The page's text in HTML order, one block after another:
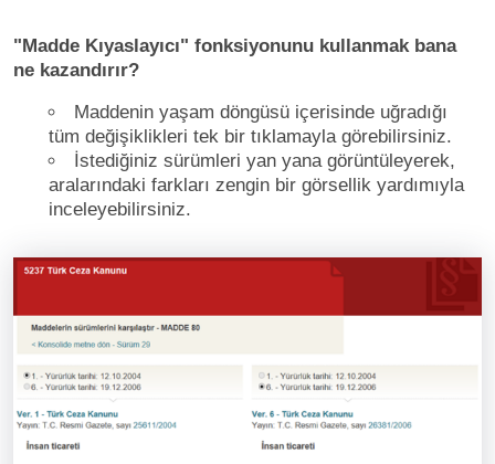
"Madde Kıyaslayıcı" fonksiyonunu kullanmak bana
ne kazandırır?
Maddenin yaşam döngüsü içerisinde uğradığı
tüm değişiklikleri tek bir tıklamayla görebilirsiniz.
İstediğiniz sürümleri yan yana görüntüleyerek,
aralarındaki farkları zengin bir görsellik yardımıyla
inceleyebilirsiniz.